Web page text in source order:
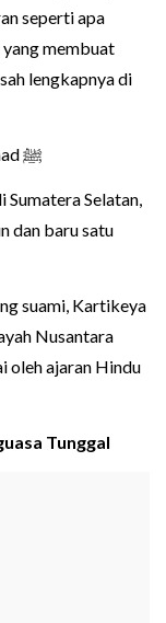
seperti apa
yang membuat
lengkapnya di
1. Hidup Sezaman dengan Nabi Muhammad ﷺ
Sumatera Selatan,
suami, Kartikeya
Nusantara
oleh ajaran Hindu
Tunggal